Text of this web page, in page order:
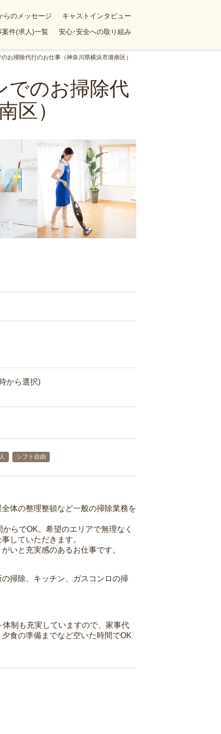
らのメッセージ
キャストインタビュー
案件(求人)一覧 安心･安全への取り組み
お掃除代行のお仕事（神奈川県横浜市港南区）
でのお掃除代
区）
から選択)
シフト自由
体の整理整頓など一般の掃除業務を
らでOK。希望のエリアで無理なく
していただきます。
いと充実感のあるお仕事です。
掃除、キッチン、ガスコンロの掃
制も充実していますので、家事代
食の準備までなど空いた時間でOK